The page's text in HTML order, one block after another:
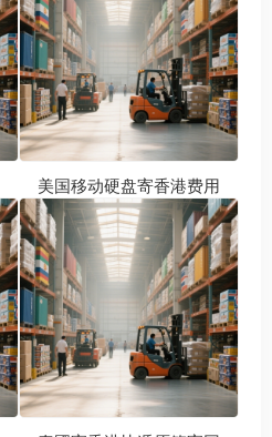
美国移动硬盘寄香港费用